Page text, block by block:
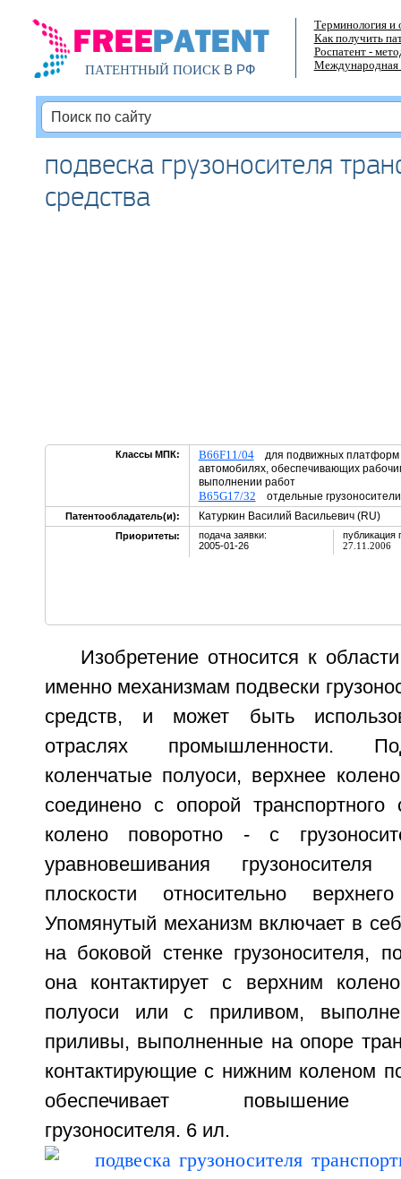
ПАТЕНТНЫЙ ПОИСКВ РФ
Терминология и
Как получить
Роспатент -
Международная
подвеска грузоносителя
средства
Классы МПК: B66F11/04для подвижных платформ
автомобилях, обеспечивающих
выполнении работ
B65G17/32 отдельные грузоносители
Патентообладатель(и): Катуркин Василий Васильевич (RU)
Приоритеты:
подача заявки:
2005-01-26
публикация
27.11.2006
Изобретение относится к
именно механизмам подвески
средств, и может быть
отраслях промышленности.
коленчатые полуоси, верхнее
соединено с опорой
колено поворотно - с
уравновешивания
плоскости относительно
Упомянутый механизм включает в
на боковой стенке грузоносителя,
она контактирует с верхним
полуоси или с приливом,
приливы, выполненные на опоре
контактирующие с нижним коленом
обеспечивает повышение
грузоносителя. 6 ил.